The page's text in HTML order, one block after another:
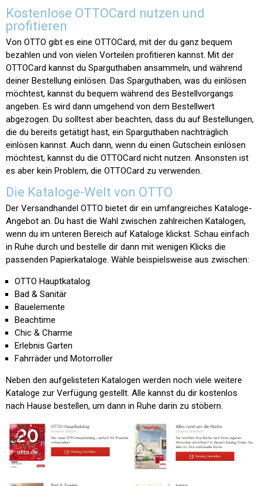
Kostenlose OTTOCard nutzen und
profitieren
Von OTTO gibt es eine OTTOCard, mit der du ganz bequem
bezahlen und von vielen Vorteilen profitieren kannst. Mit der
OTTOCard kannst du Sparguthaben ansammeln, und während
deiner Bestellung einlösen. Das Sparguthaben, was du einlösen
möchtest, kannst du bequem während des Bestellvorgangs
angeben. Es wird dann umgehend von dem Bestellwert
abgezogen. Du solltest aber beachten, dass du auf Bestellungen,
die du bereits getätigt hast, ein Sparguthaben nachträglich
einlösen kannst. Auch dann, wenn du einen Gutschein einlösen
möchtest, kannst du die OTTOCard nicht nutzen. Ansonsten ist
es aber kein Problem, die OTTOCard zu verwenden.
Die Kataloge-Welt von OTTO
Der Versandhandel OTTO bietet dir ein umfangreiches Kataloge-
Angebot an. Du hast die Wahl zwischen zahlreichen Katalogen,
wenn du im unteren Bereich auf Kataloge klickst. Schau einfach
in Ruhe durch und bestelle dir dann mit wenigen Klicks die
passenden Papierkataloge. Wähle beispielsweise aus zwischen:
OTTO Hauptkatalog
Bad & Sanitär
Bauelemente
Beachtime
Chic & Charme
Erlebnis Garten
Fahrräder und Motorroller
Neben den aufgelisteten Katalogen werden noch viele weitere
Kataloge zur Verfügung gestellt. Alle kannst du dir kostenlos
nach Hause bestellen, um dann in Ruhe darin zu stöbern.